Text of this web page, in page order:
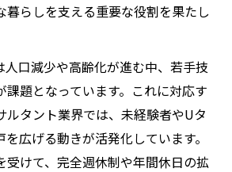
暮らしを支える重要な役割を果たし
人口減少や高齢化が進む中、若手技
課題となっています。これに対応す
ルタント業界では、未経験者やUタ
広げる動きが活発化しています。
受けて、完全週休制や年間休日の拡